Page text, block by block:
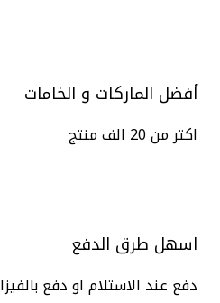
أفضل الماركات و الخامات
اكتر من 20 الف منتج
اسهل طرق الدفع
دفع عند الاستلام او دفع بالفيزا